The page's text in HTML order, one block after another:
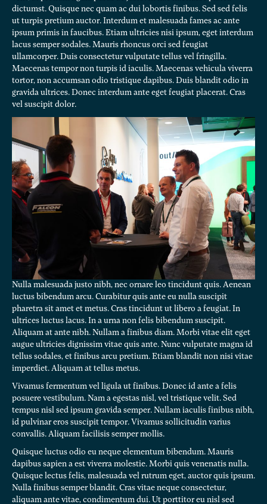
dictumst. Quisque nec quam ac dui lobortis finibus. Sed sed felis
ut turpis pretium auctor. Interdum et malesuada fames ac ante
ipsum primis in faucibus. Etiam ultricies nisi ipsum, eget interdum
lacus semper sodales. Mauris rhoncus orci sed feugiat
ullamcorper. Duis consectetur vulputate tellus vel fringilla.
Maecenas tempor non turpis id iaculis. Maecenas vehicula viverra
tortor, non accumsan odio tristique dapibus. Duis blandit odio in
gravida ultrices. Donec interdum ante eget feugiat placerat. Cras
vel suscipit dolor.
Nulla malesuada justo nibh, nec ornare leo tincidunt quis. Aenean
luctus bibendum arcu. Curabitur quis ante eu nulla suscipit
pharetra sit amet et metus. Cras tincidunt ut libero a feugiat. In
ultrices luctus lacus. In a urna non felis bibendum suscipit.
Aliquam at ante nibh. Nullam a finibus diam. Morbi vitae elit eget
augue ultricies dignissim vitae quis ante. Nunc vulputate magna id
tellus sodales, et finibus arcu pretium. Etiam blandit non nisi vitae
imperdiet. Aliquam at tellus metus.
Vivamus fermentum vel ligula ut finibus. Donec id ante a felis
posuere vestibulum. Nam a egestas nisl, vel tristique velit. Sed
tempus nisl sed ipsum gravida semper. Nullam iaculis finibus nibh,
id pulvinar eros suscipit tempor. Vivamus sollicitudin varius
convallis. Aliquam facilisis semper mollis.
Quisque luctus odio eu neque elementum bibendum. Mauris
dapibus sapien a est viverra molestie. Morbi quis venenatis nulla.
Quisque lectus felis, malesuada vel rutrum eget, auctor quis ipsum.
Nulla finibus semper blandit. Cras vitae neque consectetur,
aliquam ante vitae, condimentum dui. Ut porttitor eu nisl sed